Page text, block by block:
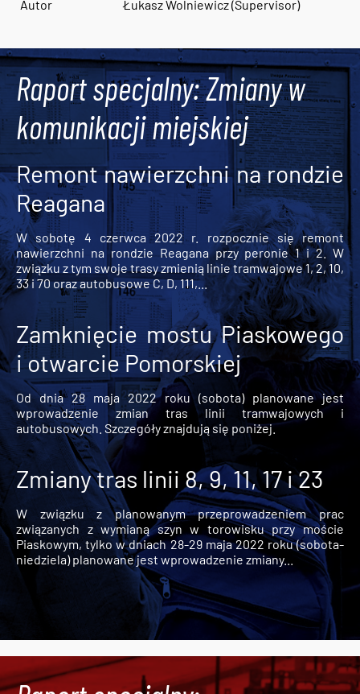
Autor Łukasz Wolniewicz (Supervisor)
Raport specjalny: Zmiany w
komunikacji miejskiej
Remont nawierzchni na rondzie
Reagana
W sobotę 4 czerwca 2022 r. rozpocznie się remont
nawierzchni na rondzie Reagana przy peronie 1 i 2. W
związku z tym swoje trasy zmienią linie tramwajowe 1, 2, 10,
33 i 70 oraz autobusowe C, D, 111,...
Zamknięcie mostu Piaskowego
i otwarcie Pomorskiej
Od dnia 28 maja 2022 roku (sobota) planowane jest
wprowadzenie zmian tras linii tramwajowych i
autobusowych. Szczegóły znajdują się poniżej.
Zmiany tras linii 8, 9, 11, 17 i 23
W związku z planowanym przeprowadzeniem prac
związanych z wymianą szyn w torowisku przy moście
Piaskowym, tylko w dniach 28-29 maja 2022 roku (sobota-
niedziela) planowane jest wprowadzenie zmiany...